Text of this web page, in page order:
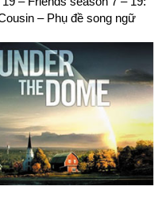
– Phụ đề song ngữ